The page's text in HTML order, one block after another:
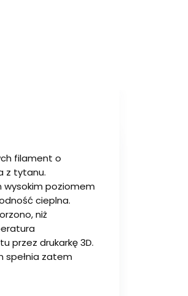
filament o
z tytanu.
wysokim poziomem
cieplna.
niż
przez drukarkę 3D.
spełnia zatem